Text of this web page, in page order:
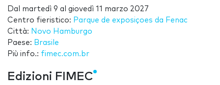
Dal martedì 9 al giovedì 11 marzo 2027
Centro fieristico: Parque de exposiçoes da Fenac
Città: Novo Hamburgo
Paese: Brasile
Più info.: fimec.com.br
Edizioni FIMEC